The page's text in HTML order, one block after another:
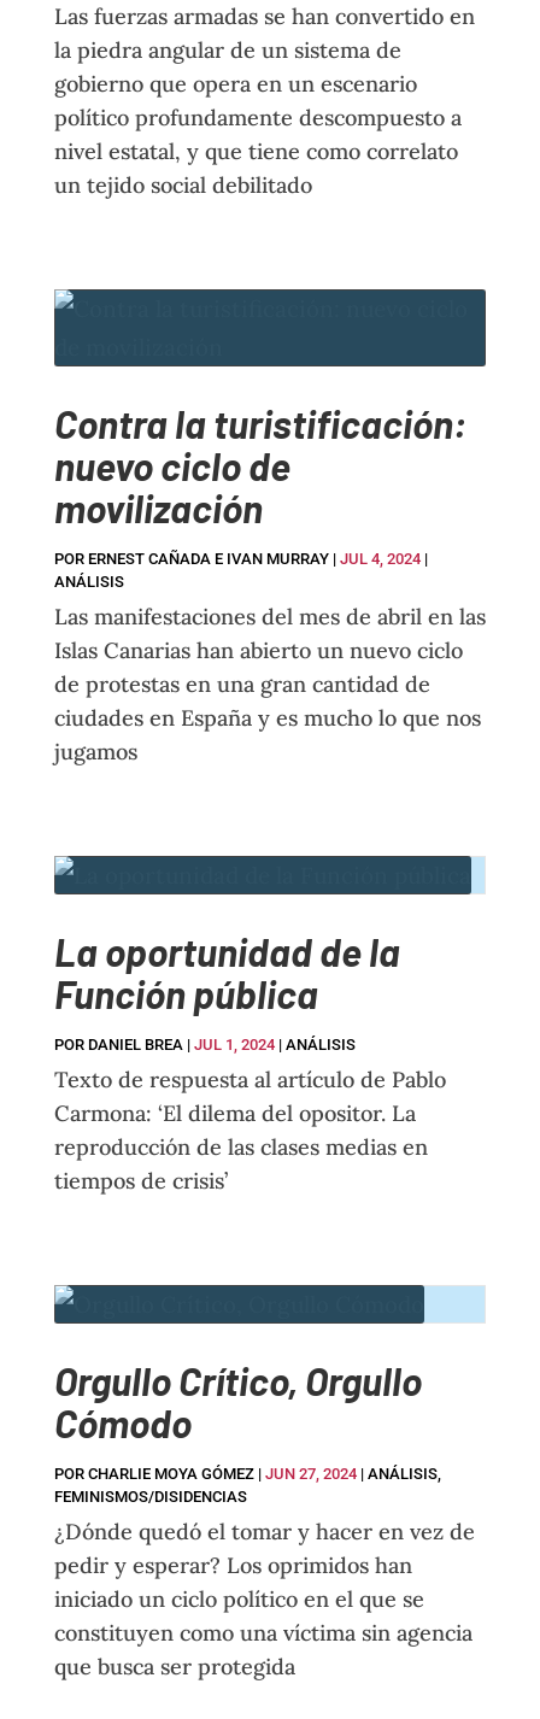
Las fuerzas armadas se han convertido en
la piedra angular de un sistema de
gobierno que opera en un escenario
político profundamente descompuesto a
nivel estatal, y que tiene como correlato
un tejido social debilitado
Contra la turistificación:
nuevo ciclo de
movilización
POR ERNEST CAÑADA E IVAN MURRAY| JUL 4, 2024|
ANÁLISIS
Las manifestaciones del mes de abril en las
Islas Canarias han abierto un nuevo ciclo
de protestas en una gran cantidad de
ciudades en España y es mucho lo que nos
jugamos
La oportunidad de la
Función pública
POR DANIEL BREA | JUL 1, 2024| ANÁLISIS
Texto de respuesta al artículo de Pablo
Carmona: ‘El dilema del opositor. La
reproducción de las clases medias en
tiempos de crisis’
Orgullo Crítico, Orgullo
Cómodo
POR CHARLIE MOYA GÓMEZ| JUN 27, 2024| ANÁLISIS,
FEMINISMOS/DISIDENCIAS
¿Dónde quedó el tomar y hacer en vez de
pedir y esperar? Los oprimidos han
iniciado un ciclo político en el que se
constituyen como una víctima sin agencia
que busca ser protegida